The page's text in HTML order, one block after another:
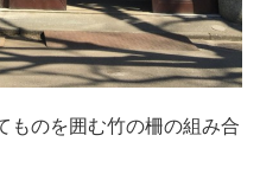
ものを囲む竹の柵の組み合